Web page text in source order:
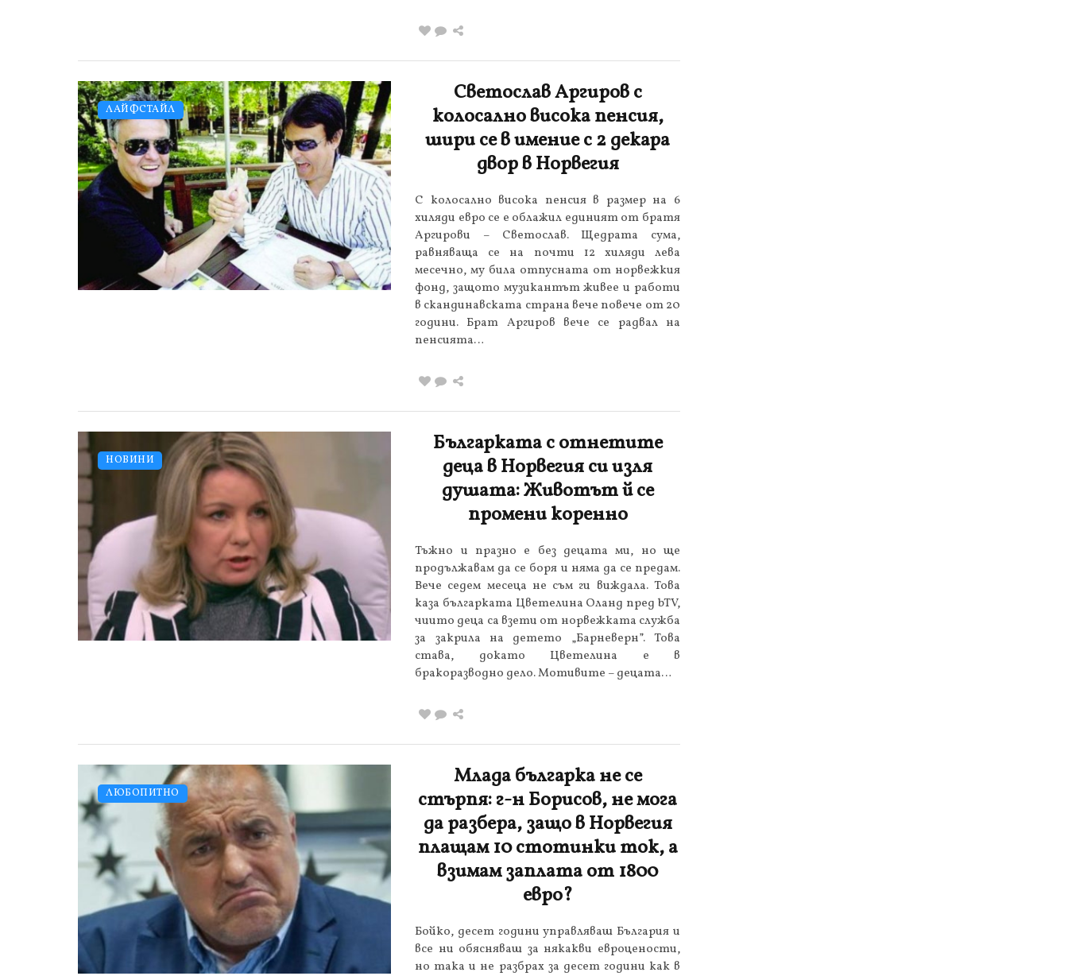
ЛАЙФСТАЙЛ
Светослав Аргиров с
колосално висока пенсия,
шири се в имение с 2 декара
двор в Норвегия
С колосално висока пенсия в размер на 6
хиляди евро се е облажил единият от братя
Аргирови – Светослав. Щедрата сума,
равняваща се на почти 12 хиляди лева
месечно, му била отпусната от норвежкия
фонд, защото музикантът живее и работи
в скандинавската страна вече повече от 20
години. Брат Аргиров вече се радвал на
пенсията…
НОВИНИ
Българката с отнетите
деца в Норвегия си изля
душата: Животът й се
промени коренно
Тъжно и празно е без децата ми, но ще
продължавам да се боря и няма да се предам.
Вече седем месеца не съм ги виждала. Това
каза българката Цветелина Оланд пред bTV,
чиито деца са взети от норвежката служба
за закрила на детето „Барневерн”. Това
става, докато Цветелина е в
бракоразводно дело. Мотивите – децата…
ЛЮБОПИТНО
Млада българка не се
стърпя: г-н Борисов, не мога
да разбера, защо в Норвегия
плащам 10 стотинки ток, а
взимам заплата от 1800
евро?
Бойко, десет години управляваш България и
все ни обясняваш за някакви евроцености,
но така и не разбрах за десет години как в